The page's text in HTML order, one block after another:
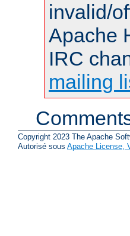
invalid/
Apache
IRC
mailing
Copyright 2023 The Apache
Autorisé sous Apache License,